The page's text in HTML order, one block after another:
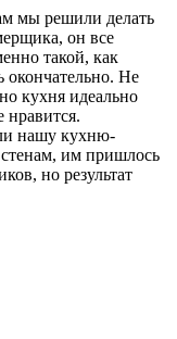
мы решили делать
он все
такой, как
окончательно. Не
кухня идеально
нравится.
нашу кухню-
им пришлось
но результат